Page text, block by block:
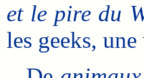
et le pire du
les geeks,